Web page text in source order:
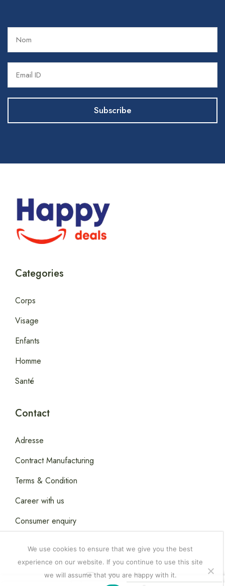
Categories
Corps
Visage
Enfants
Homme
Santé
Contact
Adresse
Contract Manufacturing
Terms & Condition
Career with us
Consumer enquiry
We use cookies to ensure that we give you the best
experience on our website. If you continue to use this site
we will assume that you are happy with it.